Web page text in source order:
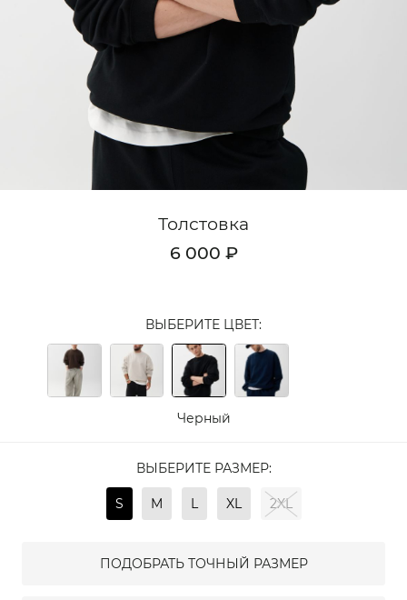
Толстовка
6 000 ₽
ВЫБЕРИТЕ ЦВЕТ:
Черный
ВЫБЕРИТЕ РАЗМЕР:
S M L XL 2XL
ПОДОБРАТЬ ТОЧНЫЙ РАЗМЕР
Кардиганы
Комплекты
Лонгсливы
Аксессуары